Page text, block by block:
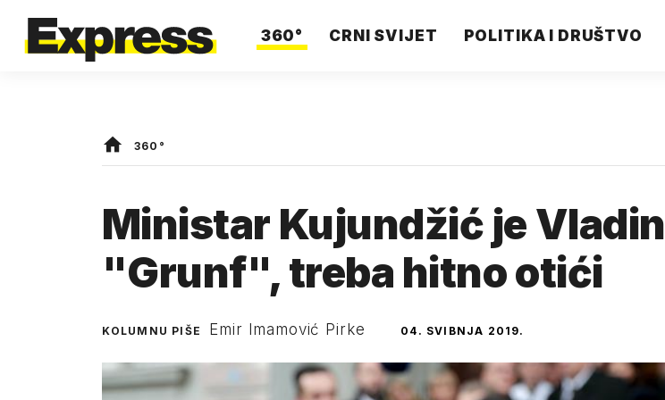
360° CRNI SVIJET POLITIKA I DRUŠTVO
360°
Ministar Kujundžić je Vladin
"Grunf", treba hitno otići
KOLUMNU PIŠE Emir Imamović Pirke 04. SVIBNJA 2019.